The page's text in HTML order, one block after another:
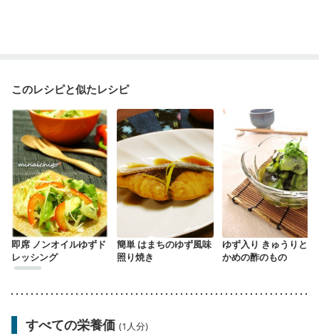
このレシピと似たレシピ
即席 ノンオイルゆずド
レッシング
簡単 はまちのゆず風味
照り焼き
ゆず入り きゅうりとわ
かめの酢のもの
すべての栄養価 (1人分)